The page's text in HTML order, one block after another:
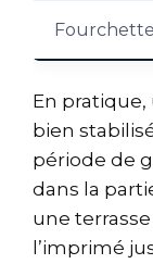
En
bien
période de
dans la
une
l’imprimé